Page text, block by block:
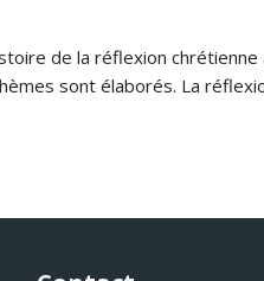
de la réflexion
sont élaborés. La